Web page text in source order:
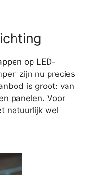
op LED-
zijn nu precies
is groot: van
panelen. Voor
natuurlijk wel